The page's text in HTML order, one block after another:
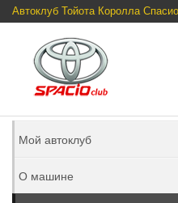
Автоклуб Тойота Королла
Мой автоклуб
О машине